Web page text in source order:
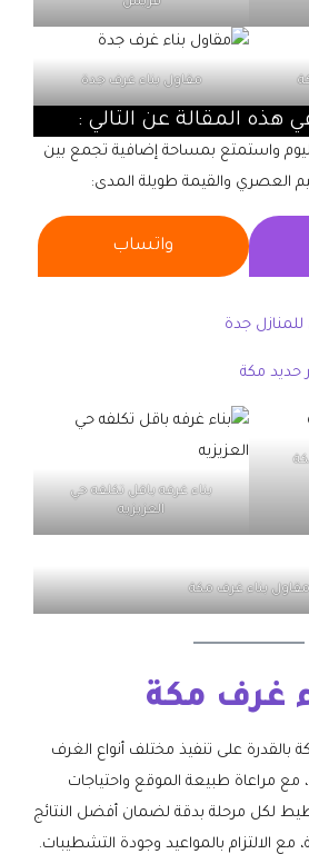
قريش
مقاول بناء غرف جدة
المقالة عن التالي :
واستمتع بمساحة إضافية تجمع بين
العصري والقيمة طويلة المدى:
واتساب
جدة
حديد مكة
بناء غرفه باقل تكلفه حي
العزيزيه
مقاول بناء غرف مكة
غرف مكة
بالقدرة على تنفيذ مختلف أنواع الغرف
مع مراعاة طبيعة الموقع واحتياجات
لكل مرحلة بدقة لضمان أفضل النتائج
مع الالتزام بالمواعيد وجودة التشطيبات.